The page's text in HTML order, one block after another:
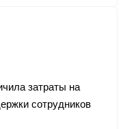
затраты на
сотрудников